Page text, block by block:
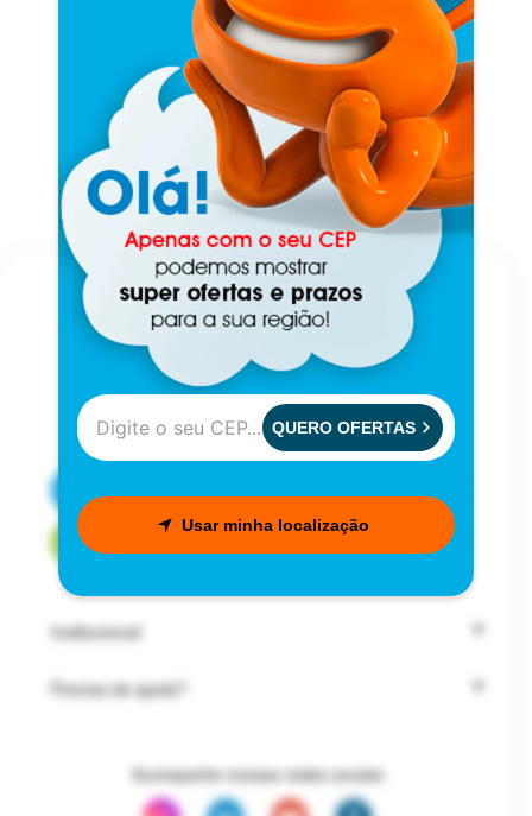
Institucional
Precisa de ajuda?
Acompanhe nossas redes sociais
QUERO OFERTAS
Usar minha localização